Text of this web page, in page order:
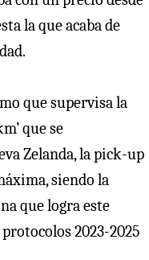
la que acaba de
que supervisa la
que se
Zelanda, la pick-up
siendo la
que logra este
2023-2025